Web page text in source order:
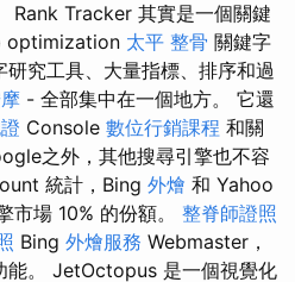
Rank Tracker 其實是一個關鍵
optimization 太平 整骨 關鍵字
究工具、大量指標、排序和過
- 全部集中在一個地方。 它還
Console 數位行銷課程 和關
之外，其他搜尋引擎也不容
統計，Bing 外燴 和 Yahoo
市場 10% 的份額。 整脊師證照
Bing 外燴服務 Webmaster，
能。 JetOctopus 是一個視覺化